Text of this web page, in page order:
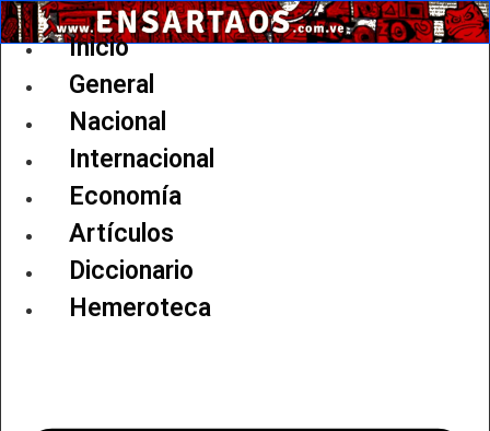
Ir
al
Inicio
General
Nacional
Internacional
Economía
Artículos
Diccionario
Hemeroteca